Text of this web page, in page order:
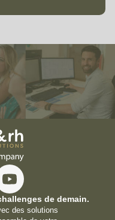
de demain.
des solutions